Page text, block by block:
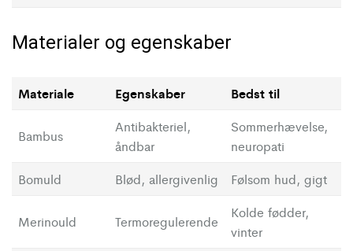
Materialer og egenskaber
Materiale Egenskaber Bedst til
Bambus
Antibakteriel,
åndbar
Sommerhævelse,
neuropati
Bomuld
Blød, allergivenlig Følsom hud, gigt
Merinould Termoregulerende
Kolde fødder,
vinter